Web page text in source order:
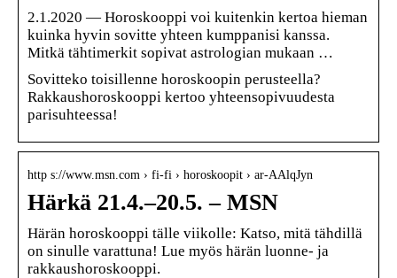
2.1.2020 — Horoskooppi voi kuitenkin kertoa hieman
kuinka hyvin sovitte yhteen kumppanisi kanssa.
Mitkä tähtimerkit sopivat astrologian mukaan …
Sovitteko toisillenne horoskoopin perusteella?
Rakkaushoroskooppi kertoo yhteensopivuudesta
parisuhteessa!
http s://www.msn.com › fi-fi › horoskoopit › ar-AAlqJyn
Härkä 21.4.–20.5. – MSN
Härän horoskooppi tälle viikolle: Katso, mitä tähdillä
on sinulle varattuna! Lue myös härän luonne- ja
rakkaushoroskooppi.